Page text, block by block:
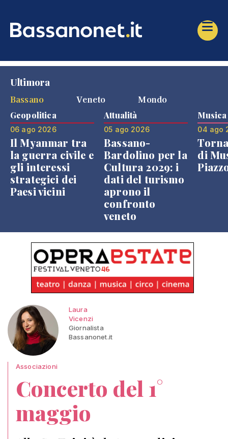
Ultimora
Bassano
Veneto Mondo
Geopolitica
06 ago 2026
Il Myanmar tra
la guerra civile e
gli interessi
strategici dei
Paesi vicini
Attualità
05 ago 2026
Bassano-
Bardolino per la
Cultura 2029: i
dati del turismo
aprono il
confronto
veneto
Musica
04 ago
di
Laura
Vicenzi
Giornalista
Bassanonet.it
Associazioni
Concerto del 1°
maggio